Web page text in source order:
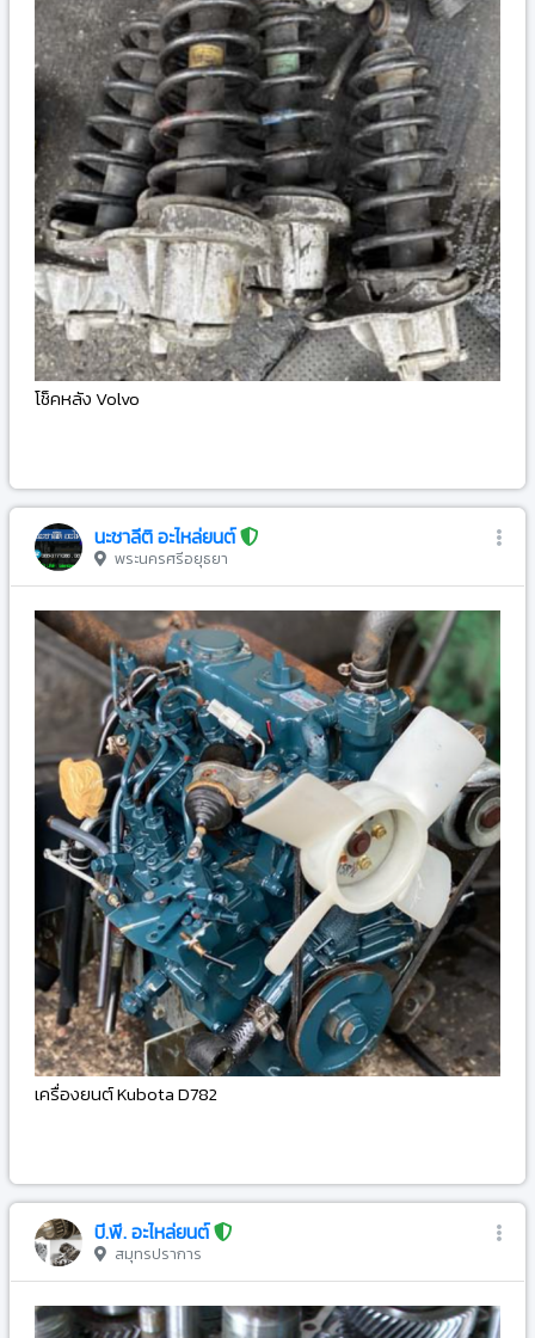
โช็คหลัง Volvo
นะชาลีติ อะไหล่ยนต์
พระนครศรีอยุธยา
เครื่องยนต์ Kubota D782
บี.พี. อะไหล่ยนต์
สมุทรปราการ